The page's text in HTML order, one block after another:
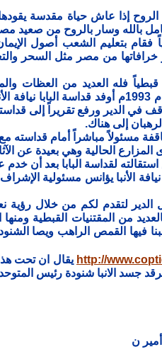
الروح إذا عاش حياة مقدسة
بالله وسار بالروح من صعيد
فقام بتعليم الشعب أصول
من مصر مثل السحر
قبطياً فله العديد من العظات
والأفكار واللغة التي كانت له، وفي عام
في الدير ورفع تقريراً إلى
من عام 19985م تسلم نيافة الأنبا يؤانس
الدير لتقدم لكم من خلال
من المقتنيات القبطية ومنها
فيها القمص الراهب ويصا
http:// يقال ان تحت
جسد الانبا شنودة رئيس
ن